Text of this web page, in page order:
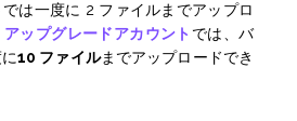
は一度に 2 ファイルまでアップロ
アップグレードアカウント では、バ
10 ファイルまでアップロードでき